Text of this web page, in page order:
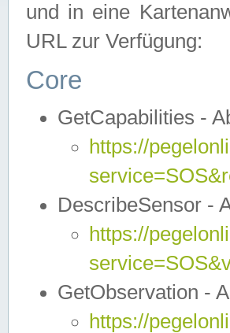
und in eine
URL zur Verfügung:
Core
GetCapabilities -
https://
DescribeSensor -
https://
GetObservation -
https://